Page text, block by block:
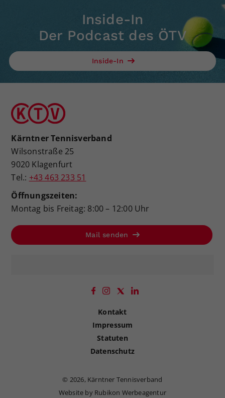
Inside-In
Der Podcast des ÖTV
Inside-In
Kärntner Tennisverband
Wilsonstraße 25
9020 Klagenfurt
Tel.: +43 463 233 51
Öffnungszeiten:
Montag bis Freitag: 8:00 – 12:00 Uhr
Mail senden
Kontakt
Impressum
Statuten
Datenschutz
© 2026, Kärntner Tennisverband
Website by Rubikon Werbeagentur